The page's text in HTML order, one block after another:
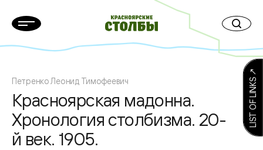
Петренко Леонид Тимофеевич
Красноярская мадонна.
Хронология столбизма. 20-
й век. 1905.
LIST OF LINKS ↗